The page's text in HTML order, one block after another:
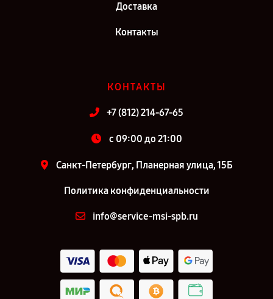
Доставка
Контакты
КОНТАКТЫ
+7 (812) 214-67-65
c 09:00 до 21:00
Санкт-Петербург, Планерная улица, 15Б
Политика конфиденциальности
info@service-msi-spb.ru